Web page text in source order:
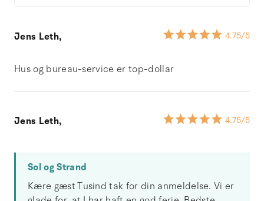
Jens Leth, 4.75/5
Hus og bureau-service er top-dollar
Jens Leth, 4.75/5
Sol og Strand
Kære gæst Tusind tak for din anmeldelse. Vi er